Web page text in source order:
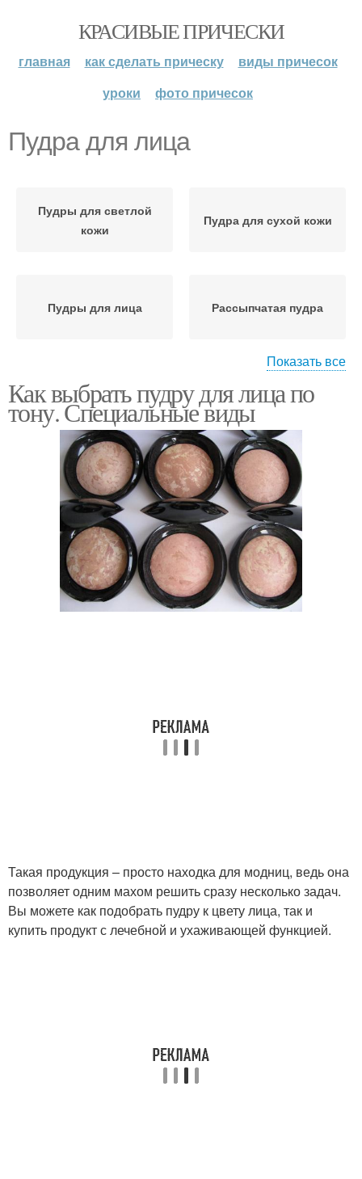
КРАСИВЫЕ ПРИЧЕСКИ
главная как сделать прическу
виды причесок
уроки
фото причесок
Пудра для лица
Пудры для светлой
кожи
Пудра для сухой кожи
Пудры для лица Рассыпчатая пудра
Белая пудра Прозрачная пудра
Транспарентная пудра Прозрачные пудры
Самодельная пудра Крем для лица
Пудра под глаза Шариковые пудры
Показать все
Как выбрать пудру для лица по
тону. Специальные виды
Такая продукция – просто находка для модниц, ведь она
позволяет одним махом решить сразу несколько задач.
Вы можете как подобрать пудру к цвету лица, так и
купить продукт с лечебной и ухаживающей функцией.